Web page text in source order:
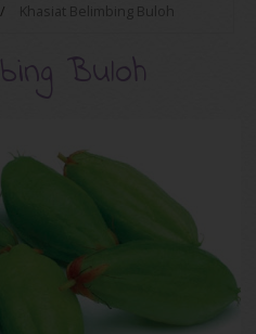
/ Khasiat Belimbing Buloh
Buloh